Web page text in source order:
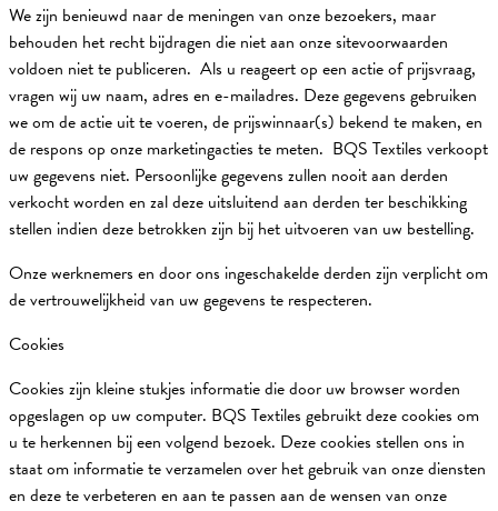
We zijn benieuwd naar de meningen van onze bezoekers, maar
behouden het recht bijdragen die niet aan onze sitevoorwaarden
voldoen niet te publiceren. Als u reageert op een actie of prijsvraag,
vragen wij uw naam, adres en e-mailadres. Deze gegevens gebruiken
we om de actie uit te voeren, de prijswinnaar(s) bekend te maken, en
de respons op onze marketingacties te meten. BQS Textiles verkoopt
uw gegevens niet. Persoonlijke gegevens zullen nooit aan derden
verkocht worden en zal deze uitsluitend aan derden ter beschikking
stellen indien deze betrokken zijn bij het uitvoeren van uw bestelling.
Onze werknemers en door ons ingeschakelde derden zijn verplicht om
de vertrouwelijkheid van uw gegevens te respecteren.
Cookies
Cookies zijn kleine stukjes informatie die door uw browser worden
opgeslagen op uw computer. BQS Textiles gebruikt deze cookies om
u te herkennen bij een volgend bezoek. Deze cookies stellen ons in
staat om informatie te verzamelen over het gebruik van onze diensten
en deze te verbeteren en aan te passen aan de wensen van onze